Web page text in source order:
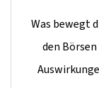
Was bewegt
den